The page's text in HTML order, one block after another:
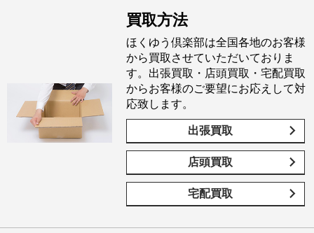
買取方法
ほくゆう倶楽部は全国各地のお客様
から買取させていただいておりま
す。出張買取・店頭買取・宅配買取
からお客様のご要望にお応えして対
応致します。
出張買取
店頭買取
宅配買取